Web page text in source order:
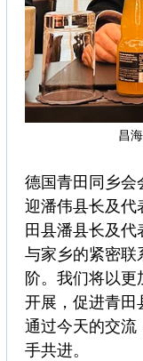
昌海涛
德国青田同乡会
迎潘伟县长及代
田县潘县长及
与家乡的紧密联
阶。我们将以
开展，促进青田
通过今天的交流
手共进。